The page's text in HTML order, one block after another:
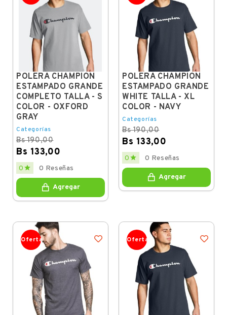
POLERA CHAMPION
ESTAMPADO GRANDE
COMPLETO TALLA - S
COLOR - OXFORD
GRAY
Categorías
Bs 190,00
Bs 133,00
Regular
price
Price
0  0 Reseñas
Agregar
POLERA CHAMPION
ESTAMPADO GRANDE
WHITE TALLA - XL
COLOR - NAVY
Categorías
Bs 190,00
Bs 133,00
Regular
price
Price
0  0 Reseñas
Agregar
Oferta Oferta